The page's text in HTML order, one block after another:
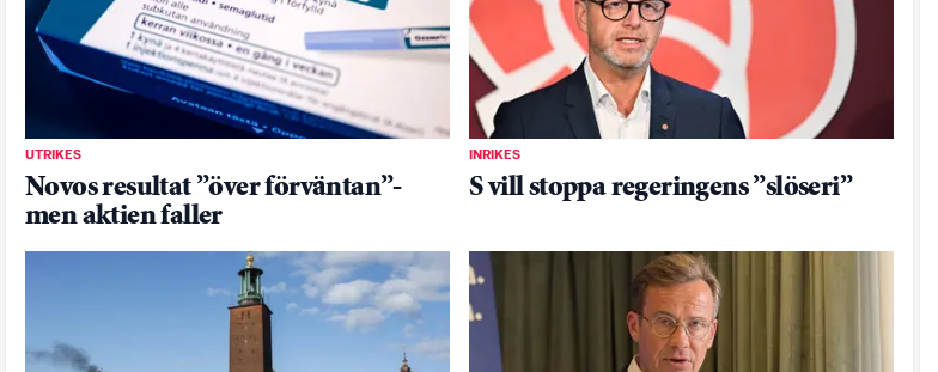
UTRIKES
Novos resultat ”över förväntan”-
men aktien faller
INRIKES
S vill stoppa regeringens ”slöseri”